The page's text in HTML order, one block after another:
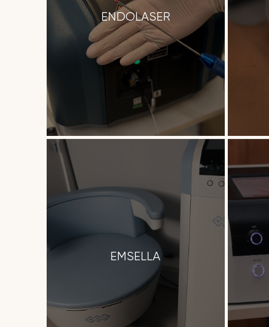
ENDOLASER
EMSELLA